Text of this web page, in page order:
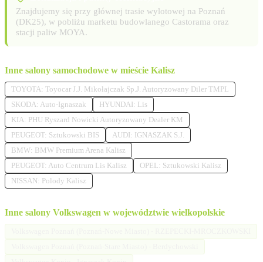
Znajdujemy się przy głównej trasie wylotowej na Poznań
(DK25), w pobliżu marketu budowlanego Castorama oraz
stacji paliw MOYA.
Inne salony samochodowe w mieście Kalisz
TOYOTA: Toyocar J.J. Mikołajczak Sp.J. Autoryzowany Diler TMPL
SKODA: Auto-Ignaszak
HYUNDAI: Lis
KIA: PHU Ryszard Nowicki Autoryzowany Dealer KM
PEUGEOT: Sztukowski BIS
AUDI: IGNASZAK S.J.
BMW: BMW Premium Arena Kalisz
PEUGEOT: Auto Centrum Lis Kalisz
OPEL: Sztukowski Kalisz
NISSAN: Polody Kalisz
Inne salony Volkswagen w województwie wielkopolskie